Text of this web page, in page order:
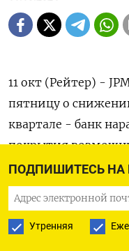
ПОДПИШИТЕСЬ
Утренняя
11 окт (Рейтер) -
пятницу о
квартале - банк
покрытия
Прибыль
месяца,
сравнению с $13,15